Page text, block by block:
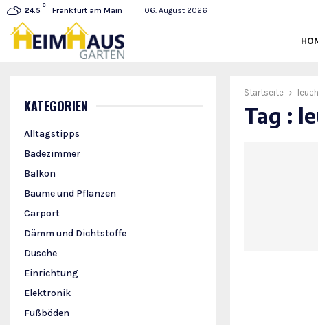
24.5
C
Frankfurt am Main 06. August 2026
Startseite
Tag :
KATEGORIEN
Alltagstipps
Badezimmer
Balkon
Bäume und Pflanzen
Carport
Dämm und Dichtstoffe
Dusche
Einrichtung
Elektronik
Fußböden